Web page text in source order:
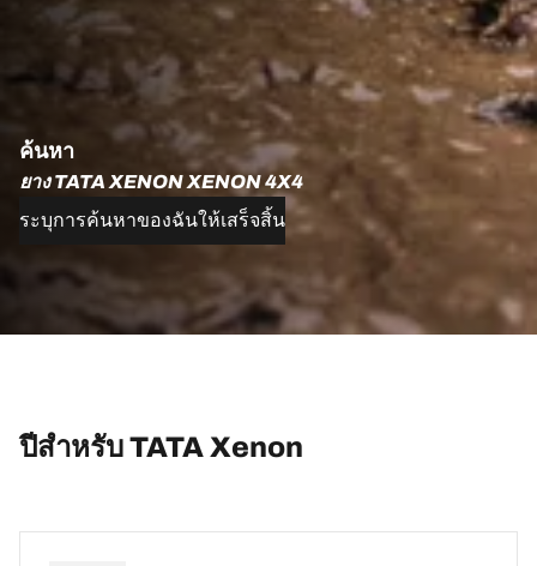
ค้นหา
ยาง TATA XENON XENON 4X4
ระบุการค้นหาของฉันให้เสร็จสิ้น
ปีสำหรับ TATA Xenon